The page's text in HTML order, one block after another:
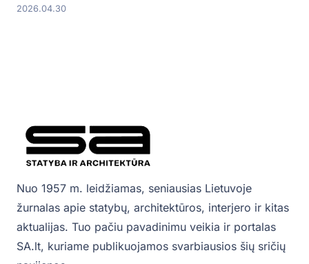
2026.04.30
Nuo 1957 m. leidžiamas, seniausias Lietuvoje
žurnalas apie statybų, architektūros, interjero ir kitas
aktualijas. Tuo pačiu pavadinimu veikia ir portalas
SA.lt, kuriame publikuojamos svarbiausios šių sričių